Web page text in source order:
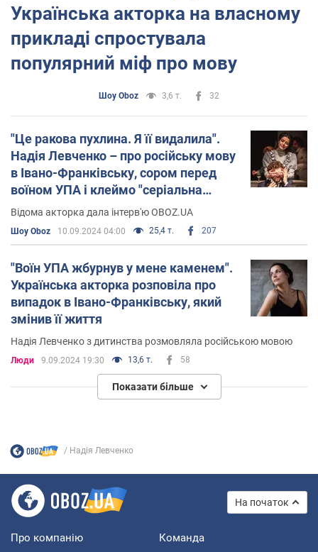
Українська акторка на власному
прикладі спростувала
популярний міф про мову
Шоу Oboz 3,6 т. 32
"Це ракова пухлина. Я її видалила".
Надія Левченко – про російську мову
в Івано-Франківську, сором перед
воїном УПА і клеймо "серіальна
артистка"
Відома акторка дала інтерв'ю OBOZ.UA
Шоу Oboz 10.09.2024 04:00 25,4 т. 207
"Воїн УПА жбурнув у мене каменем".
Українська акторка розповіла про
випадок в Івано-Франківську, який
змінив її життя
Надія Левченко з дитинства розмовляла російською мовою
Люди 9.09.2024 19:30 13,6 т. 58
Показати більше
Надія Левченко
На початок
Про компанію Команда